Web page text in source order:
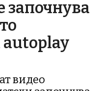
започнува
autoplay
видео